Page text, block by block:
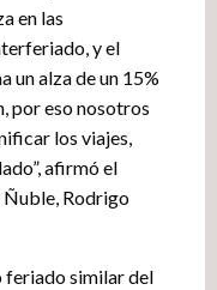
en las
y el
un alza de un 15%
por eso nosotros
los viajes,
afirmó el
Ñuble, Rodrigo
feriado similar del